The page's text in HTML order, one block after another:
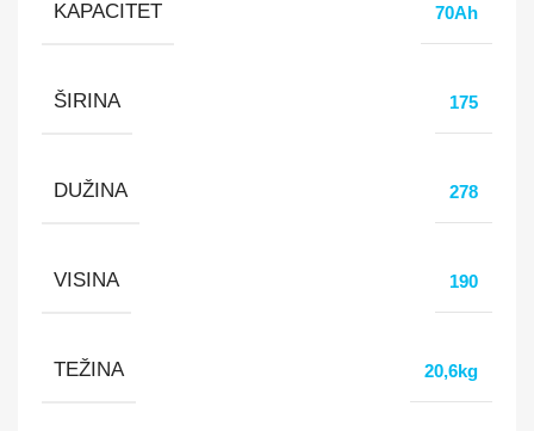
KAPACITET 70Ah
ŠIRINA 175
DUŽINA 278
VISINA 190
TEŽINA 20,6kg